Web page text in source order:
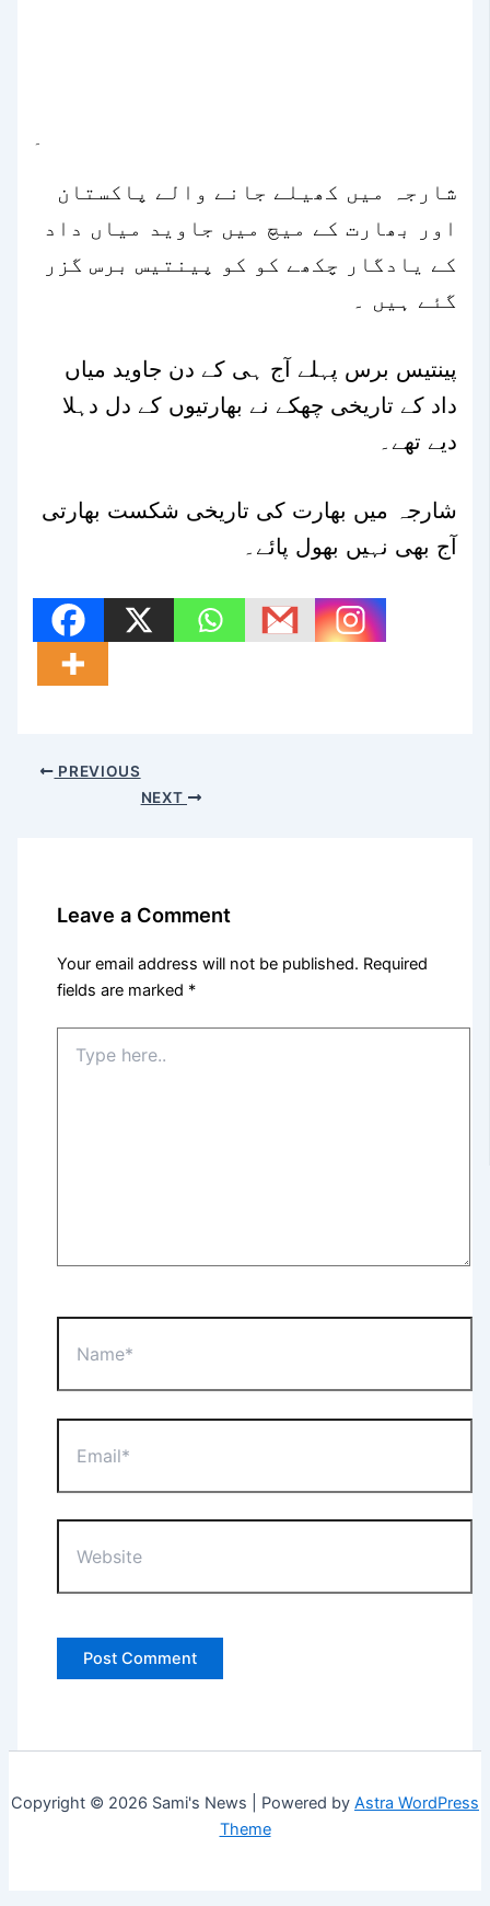
۔
شارجہ میں کھیلے جانے والے پاکستان
اور بھارت کے میچ میں جاوید میاں داد
کے یادگار چکھے کو کو پینتیس برس گزر
گئے ہیں ۔
پینتیس برس پہلے آج ہی کے دن جاوید میاں
داد کے تاریخی چھکے نے بھارتیوں کے دل دہلا
دیے تھے۔
آج بھی نہیں بھول پائے۔
PREVIOUS
NEXT
Leave a Comment
Your email address will not be published. Required
fields are marked *
here..
Copyright © 2026 Sami's News | Powered by Astra WordPress
Theme